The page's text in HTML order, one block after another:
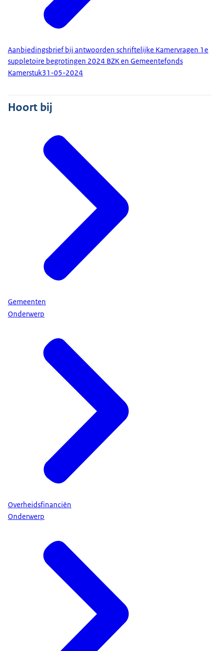
Aanbiedingsbrief bij antwoorden schriftelijke Kamervragen 1e
suppletoire begrotingen 2024 BZK en Gemeentefonds
Kamerstuk31-05-2024
Hoort bij
Gemeenten
Onderwerp
Overheidsfinanciën
Onderwerp